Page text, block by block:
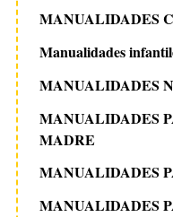
MANUALIDADES
Manualidades
MANUALIDADES
MANUALIDADES
MADRE
MANUALIDADES
MANUALIDADES